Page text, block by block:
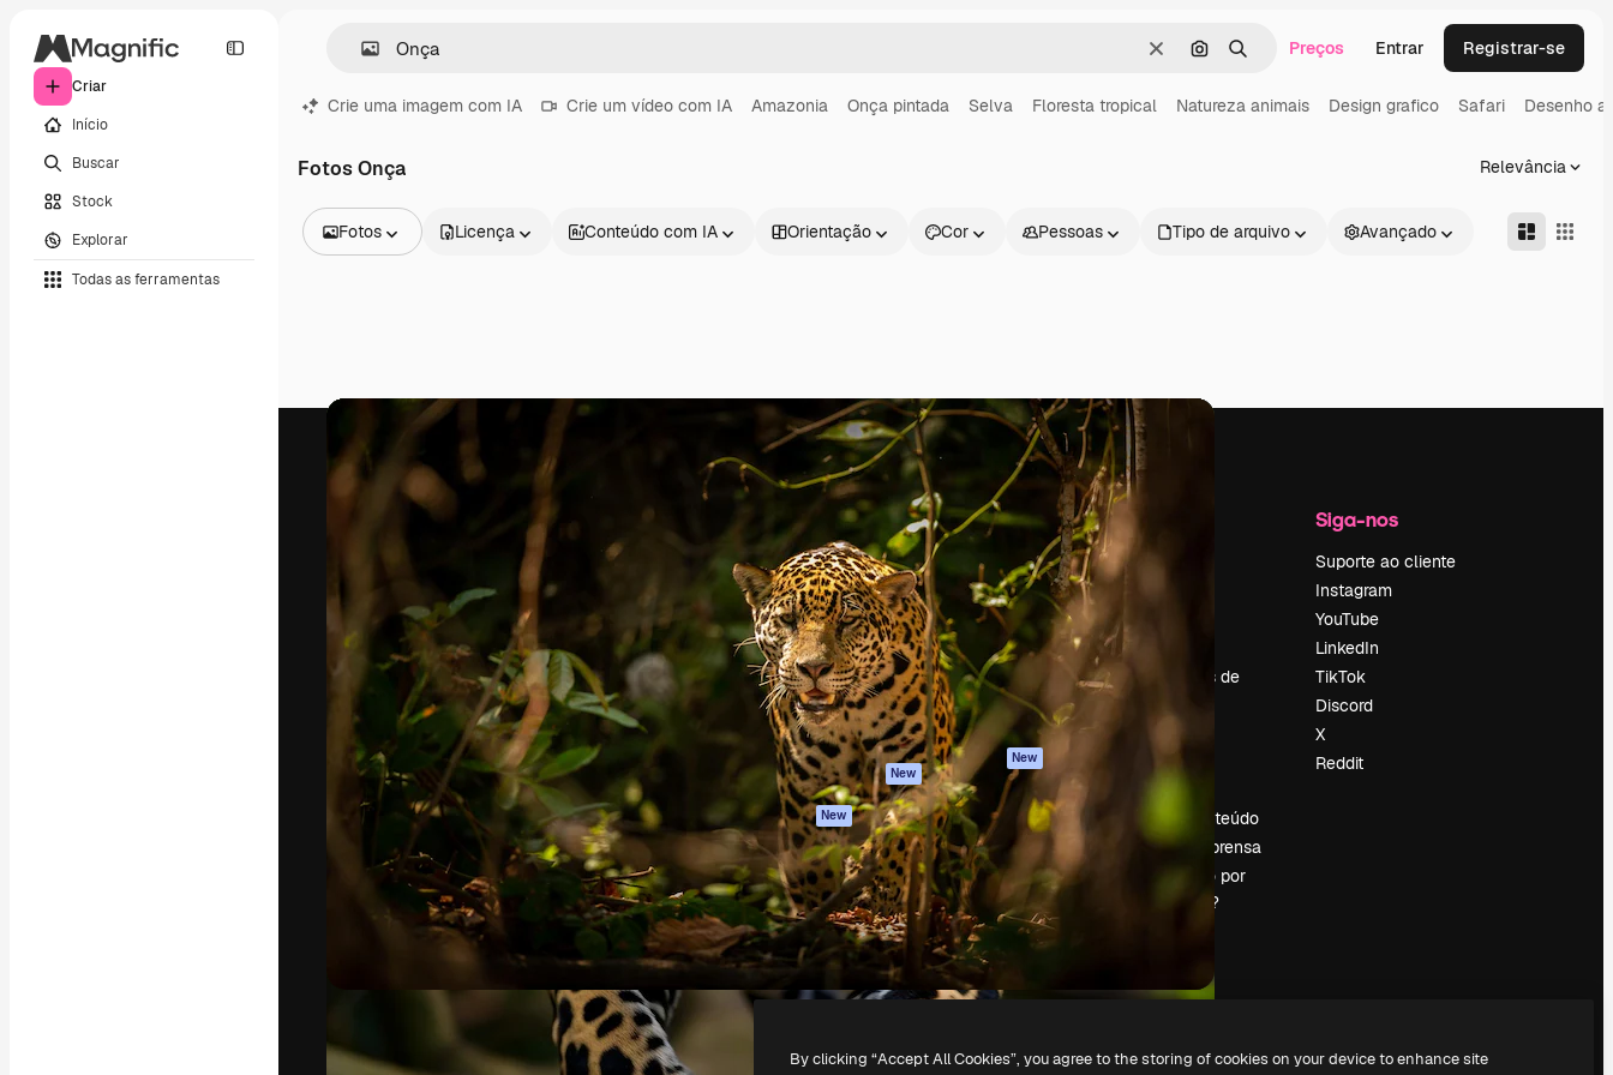
Criar
Início
Buscar
Stock
Explorar
Todas as ferramentas
LimparPesquisar por imagem
BuscarPreços Entrar Registrar-se
Crie uma imagem com IA Crie um vídeo com IA Amazonia Onça pintada Selva Floresta tropical Natureza animais Design grafico Safari Desenho
Fotos Onça Relevância
Fotos
Vídeos
Clipes de vídeo
Animações
Modelos de vídeos
Licença Conteúdo com IA Orientação Cor Pessoas Tipo de arquivo Avançado
A plataforma criativa para você direcionar
seu melhor trabalho. Mais de 1 milhão de
assinantes entre criativos, empresas,
agências e estúdios.
Português
Produtos
Spaces
Assistente de IA
Gerador de
imagens
Gerador de vídeos
Texto para voz
Conteúdo de stock
MCP para
Claude/ChatGPT
New
Agentes New
API
App móvel
Todas as
ferramentas
Começar
Academy
Documentação
Atendimento
Termos e
condições
Política de
privacidade
Originais
New
Política de cookies
Central de
confiabilidade
Afiliados
Empresas
Preços
Emprego
Tendências de
Slidesgo
Vender conteúdo
Sala de imprensa
Procurando por
magnific.ai?
Siga-nos
Suporte ao cliente
Instagram
YouTube
LinkedIn
TikTok
Discord
X
Reddit
2026Freepik Company S.L.U. Todos os direitos reservados.
By clicking “Accept All Cookies”, you agree to the storing of cookies on your device to enhance site